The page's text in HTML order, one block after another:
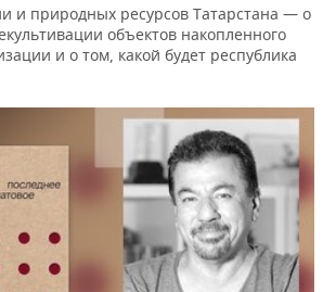
и природных ресурсов Татарстана — о
объектов накопленного
и о том, какой будет республика